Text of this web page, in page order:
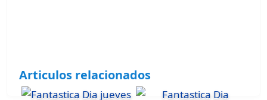
Articulos relacionados